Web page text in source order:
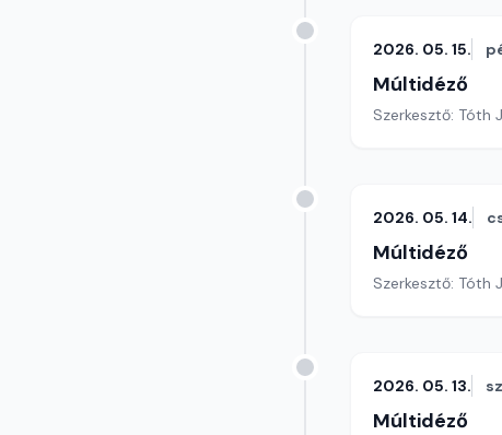
2026. 05. 15.
Múltidéző
Szerkesztő: Tóth
2026. 05. 14.
Múltidéző
Szerkesztő: Tóth
2026. 05. 13.
Múltidéző